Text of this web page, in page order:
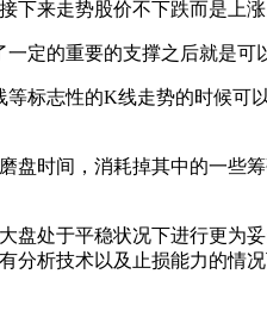
来走势股价不下跌而是上涨
定的重要的支撑之后就是可
标志性的K线走势的时候可
时间，消耗掉其中的一些
处于平稳状况下进行更为
析技术以及止损能力的情况